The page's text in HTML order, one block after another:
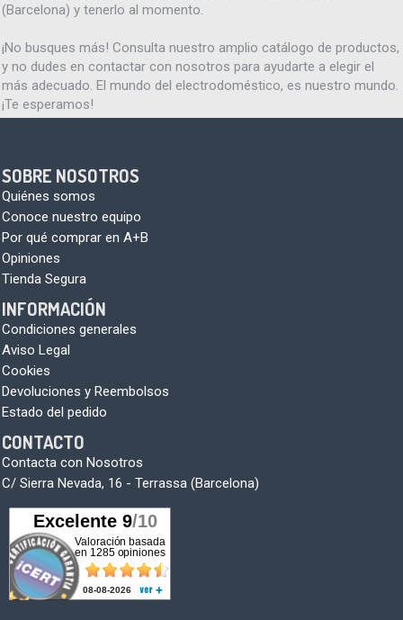
(Barcelona) y tenerlo al momento.
¡No busques más! Consulta nuestro amplio catálogo de productos,
y no dudes en contactar con nosotros para ayudarte a elegir el
más adecuado. El mundo del electrodoméstico, es nuestro mundo.
¡Te esperamos!
SOBRE NOSOTROS
Quiénes somos
Conoce nuestro equipo
Por qué comprar en A+B
Opiniones
Tienda Segura
INFORMACIÓN
Condiciones generales
Aviso Legal
Cookies
Devoluciones y Reembolsos
Estado del pedido
CONTACTO
Contacta con Nosotros
C/ Sierra Nevada, 16 - Terrassa (Barcelona)